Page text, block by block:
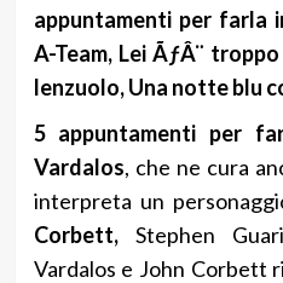
appuntamenti per farla
A-Team, Lei ÃƒÂ¨
lenzuolo, Una notte blu
5 appuntamenti per
Vardalos, che ne cura
interpreta un
Corbett, Stephen
Vardalos e John Corbett